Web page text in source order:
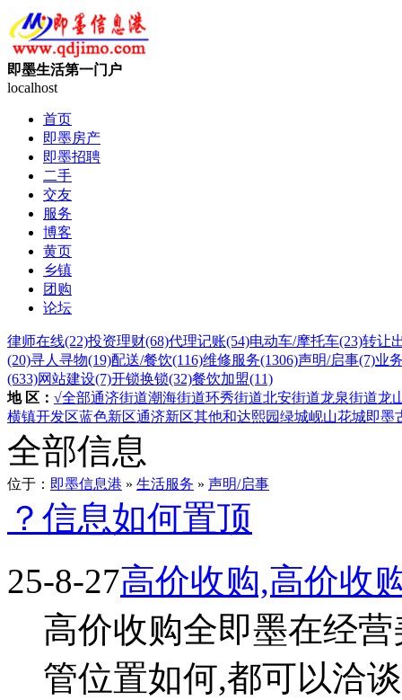
即墨生活第一门户
localhost
首页
即墨房产
即墨招聘
二手
交友
服务
博客
黄页
乡镇
团购
论坛
律师在线(22)投资理财(68)代理记账(54)电动车/摩托车(23)转让
(20)寻人寻物(19)配送/餐饮(116)维修服务(1306)声明/启事(7)业
(633)网站建设(7)开锁换锁(32)餐饮加盟(11)
地 区： √全部通济街道潮海街道环秀街道北安街道龙泉街道龙
横镇开发区蓝色新区通济新区其他和达熙园绿城岘山花城即墨
全部信息
位于： 即墨信息港 » 生活服务 » 声明/启事
？信息如何置顶
25-8-27高价收购,高价收
高价收购全即墨在经
管位置如何,都可以洽